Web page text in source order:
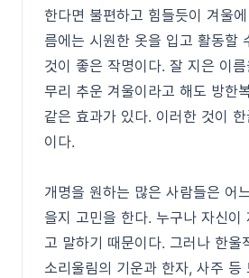
한다면 불편하고 힘들듯이 겨울
름에는 시원한 옷을 입고 활동할
것이 좋은 작명이다. 잘 지은 이
무리 추운 겨울이라고 해도 방한
같은 효과가 있다. 이러한 것이
이다.
개명을 원하는 많은 사람들은 어
을지 고민을 한다. 누구나 자신이
고 말하기 때문이다. 그러나 한울
소리울림의 기운과 한자, 사주 등